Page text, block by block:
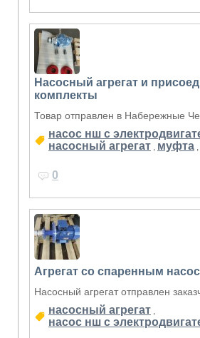
Насосный агрегат и
комплекты
Товар отправлен в Набережные
насос нш с
насосный агрегат , муфта ,
0
Агрегат со спаренным
Насосный агрегат отправлен
насосный агрегат ,
насос нш с